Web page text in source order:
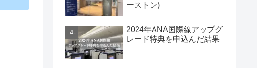
ーストン)
2024年ANA国際線アップグ
レード特典を申込んだ結果